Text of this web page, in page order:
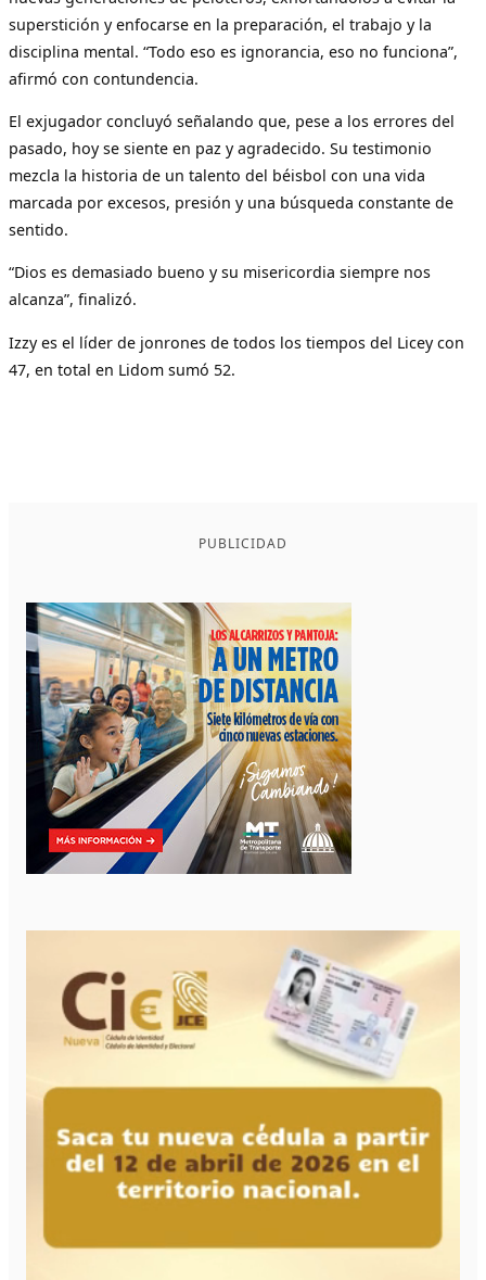
superstición y enfocarse en la preparación, el trabajo y la
disciplina mental. “Todo eso es ignorancia, eso no funciona”,
afirmó con contundencia.
El exjugador concluyó señalando que, pese a los errores del
pasado, hoy se siente en paz y agradecido. Su testimonio
mezcla la historia de un talento del béisbol con una vida
marcada por excesos, presión y una búsqueda constante de
sentido.
“Dios es demasiado bueno y su misericordia siempre nos
alcanza”, finalizó.
Izzy es el líder de jonrones de todos los tiempos del Licey con
47, en total en Lidom sumó 52.
PUBLICIDAD